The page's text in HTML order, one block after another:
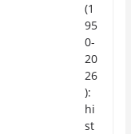
(1
95
0-
20
26
):
hi
st